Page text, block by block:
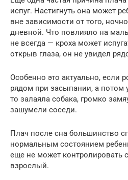
испуг. Настигнуть она может
вне зависимости от того,
дневной. Что повлияло на
не всегда — кроха может
открыв глаза, он не увидел
Особенно это актуально, если
рядом при засыпании, а потом
то залаяла собака, громко
зашумели соседи.
Плач после сна большинство
нормальным состоянием
еще не может контролировать
взрослый.